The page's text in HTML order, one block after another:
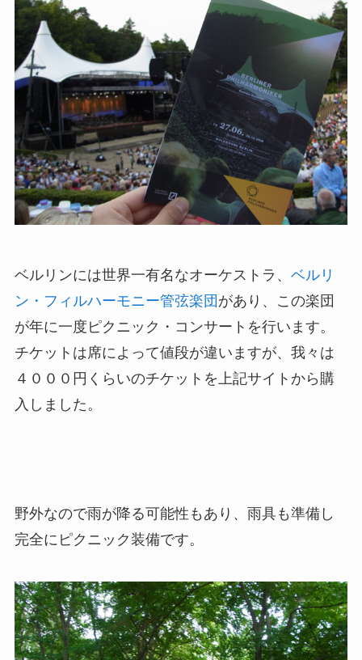
ベルリンには世界一有名なオーケストラ、 ベルリ
ン・フィルハーモニー管弦楽団 があり、この楽団
が年に一度ピクニック・コンサートを行います。
チケットは席によって値段が違いますが、我々は
４０００円くらいのチケットを上記サイトから購
入しました。
野外なので雨が降る可能性もあり、雨具も準備し
完全にピクニック装備です。